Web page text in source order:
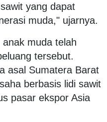
yang dapat
muda," ujarnya.
muda telah
tersebut.
asal Sumatera Barat
berbasis lidi sawit
pasar ekspor Asia